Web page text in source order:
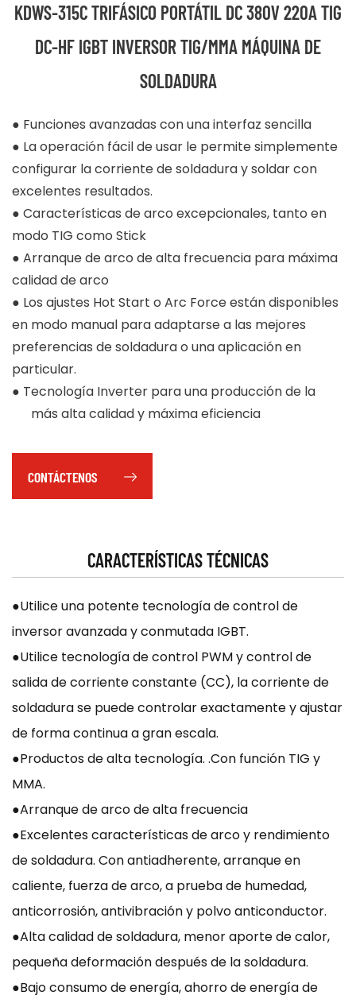
KDWS-315C TRIFÁSICO PORTÁTIL DC 380V 220A TIG
DC-HF IGBT INVERSOR TIG/MMA MÁQUINA DE
SOLDADURA
● Funciones avanzadas con una interfaz sencilla
● La operación fácil de usar le permite simplemente
configurar la corriente de soldadura y soldar con
excelentes resultados.
● Características de arco excepcionales, tanto en
modo TIG como Stick
● Arranque de arco de alta frecuencia para máxima
calidad de arco
● Los ajustes Hot Start o Arc Force están disponibles
en modo manual para adaptarse a las mejores
preferencias de soldadura o una aplicación en
particular.
● Tecnología Inverter para una producción de la
más alta calidad y máxima eficiencia
CONTÁCTENOS
CARACTERÍSTICAS TÉCNICAS
●Utilice una potente tecnología de control de
inversor avanzada y conmutada IGBT.
●Utilice tecnología de control PWM y control de
salida de corriente constante (CC), la corriente de
soldadura se puede controlar exactamente y ajustar
de forma continua a gran escala.
●Productos de alta tecnología. .Con función TIG y
MMA.
●Arranque de arco de alta frecuencia
●Excelentes características de arco y rendimiento
de soldadura. Con antiadherente, arranque en
caliente, fuerza de arco, a prueba de humedad,
anticorrosión, antivibración y polvo anticonductor.
●Alta calidad de soldadura, menor aporte de calor,
pequeña deformación después de la soldadura.
●Bajo consumo de energía, ahorro de energía de